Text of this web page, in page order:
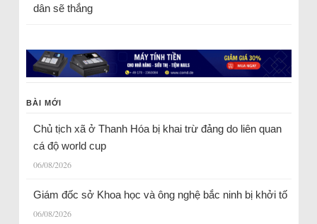
dân sẽ thắng
BÀI MỚI
Chủ tịch xã ở Thanh Hóa bị khai trừ đảng do liên quan
cá độ world cup
06/08/2026
Giám đốc sở Khoa học và ông nghệ bắc ninh bị khởi tố
06/08/2026